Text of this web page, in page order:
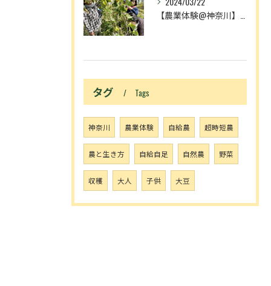
タグ Tags
神奈川 農業体験 自給農 超時短農
農と生き方 自給自足 自然農 野菜
収穫 大人 子供 大豆